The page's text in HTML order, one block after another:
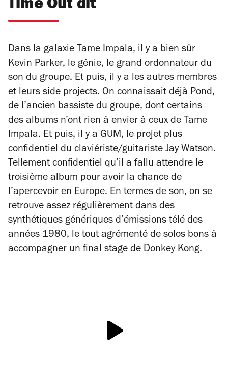
Time Out dit
Dans la galaxie Tame Impala, il y a bien sûr
Kevin Parker, le génie, le grand ordonnateur du
son du groupe. Et puis, il y a les autres membres
et leurs side projects. On connaissait déjà Pond,
de l’ancien bassiste du groupe, dont certains
des albums n’ont rien à envier à ceux de Tame
Impala. Et puis, il y a GUM, le projet plus
confidentiel du claviériste/guitariste Jay Watson.
Tellement confidentiel qu’il a fallu attendre le
troisième album pour avoir la chance de
l’apercevoir en Europe. En termes de son, on se
retrouve assez régulièrement dans des
synthétiques génériques d’émissions télé des
années 1980, le tout agrémenté de solos bons à
accompagner un final stage de Donkey Kong.